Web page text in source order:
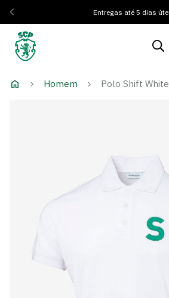
Entregas até 5 dias úteis
Homem Polo Shift White